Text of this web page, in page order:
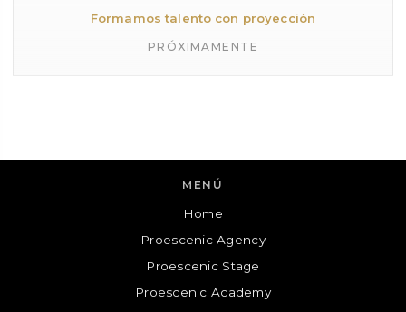
Formamos talento con proyección
PRÓXIMAMENTE
MENÚ
Home
Proescenic Agency
Proescenic Stage
Proescenic Academy
Proescenic